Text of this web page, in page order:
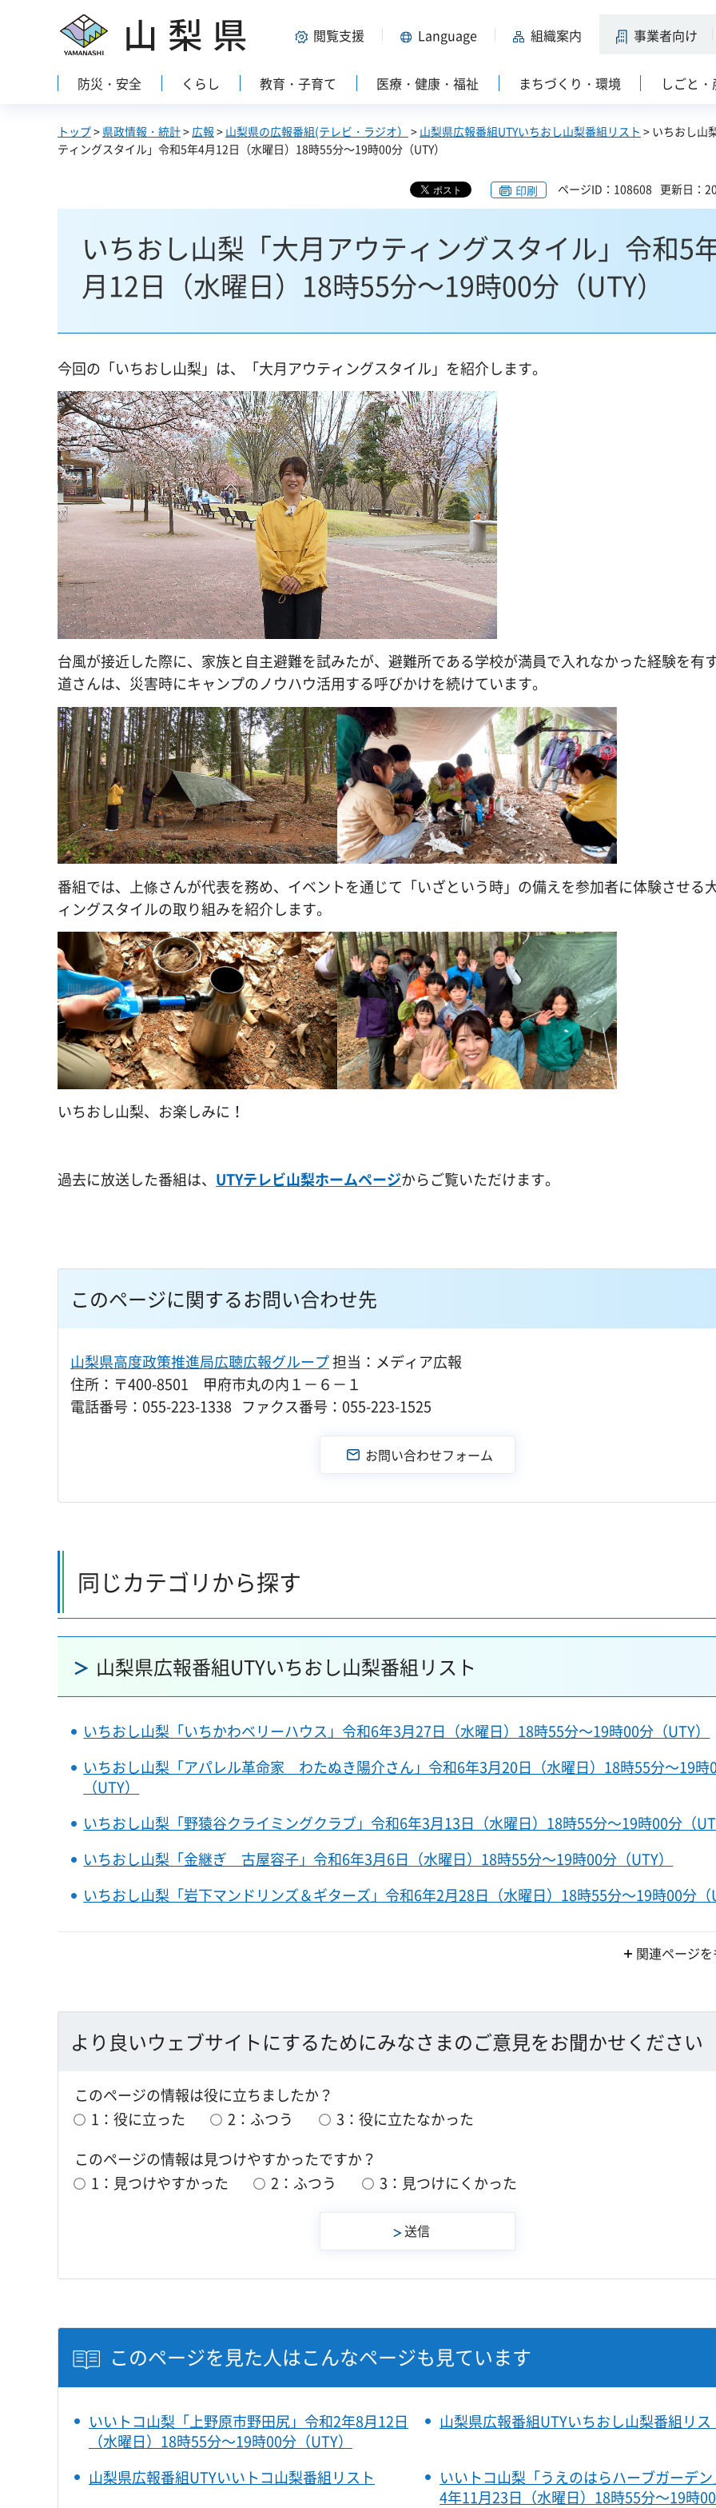
山梨県 閲覧支援 Language 組織案内 事業者向け
防災・安全 くらし 教育・子育て 医療・健康・福祉 まちづくり・環境 しごと
トップ> 県政情報・統計> 広報 > 山梨県の広報番組(テレビ・ラジオ） > 山梨県広報番組UTYいちおし山梨番組リスト > いちおし山
ティングスタイル」令和5年4月12日（水曜日）18時55分～19時00分（UTY）
印刷 ページID：108608 更新日：
いちおし山梨「大月アウティングスタイル」令和5
月12日（水曜日）18時55分～19時00分（UTY）
今回の「いちおし山梨」は、「大月アウティングスタイル」を紹介します。
台風が接近した際に、家族と自主避難を試みたが、避難所である学校が満員で入れなかった経験を有
道さんは、災害時にキャンプのノウハウ活用する呼びかけを続けています。
番組では、上條さんが代表を務め、イベントを通じて「いざという時」の備えを参加者に体験させる
ィングスタイルの取り組みを紹介します。
いちおし山梨、お楽しみに！
過去に放送した番組は、 UTYテレビ山梨ホームページからご覧いただけます。
このページに関するお問い合わせ先
山梨県高度政策推進局広聴広報グループ担当：メディア広報
住所：〒400-8501 甲府市丸の内１－６－１
電話番号：055-223-1338 ファクス番号：055-223-1525
同じカテゴリから探す
山梨県広報番組UTYいちおし山梨番組リスト
いちおし山梨「いちかわベリーハウス」令和6年3月27日（水曜日）18時55分～19時00分（UTY）
いちおし山梨「アパレル革命家 わたぬき陽介さん」令和6年3月20日（水曜日）18時55分～19時
（UTY）
いちおし山梨「野猿谷クライミングクラブ」令和6年3月13日（水曜日）18時55分～19時00分（
いちおし山梨「金継ぎ 古屋容子」令和6年3月6日（水曜日）18時55分～19時00分（UTY）
いちおし山梨「岩下マンドリンズ＆ギターズ」令和6年2月28日（水曜日）18時55分～19時00分（
関連ページ
より良いウェブサイトにするためにみなさまのご意見をお聞かせください
このページの情報は役に立ちましたか？
1：役に立った
2：ふつう
3：役に立たなかった
このページの情報は見つけやすかったですか？
1：見つけやすかった
2：ふつう 3：見つけにくかった
このページを見た人はこんなページも見ています
いいトコ山梨「上野原市野田尻」令和2年8月12日
（水曜日）18時55分～19時00分（UTY）
山梨県広報番組UTYいちおし山梨番組リス
山梨県広報番組UTYいいトコ山梨番組リスト
いいトコ山梨「うえのはらハーブガーデ
4年11月23日（水曜日）18時55分～19時